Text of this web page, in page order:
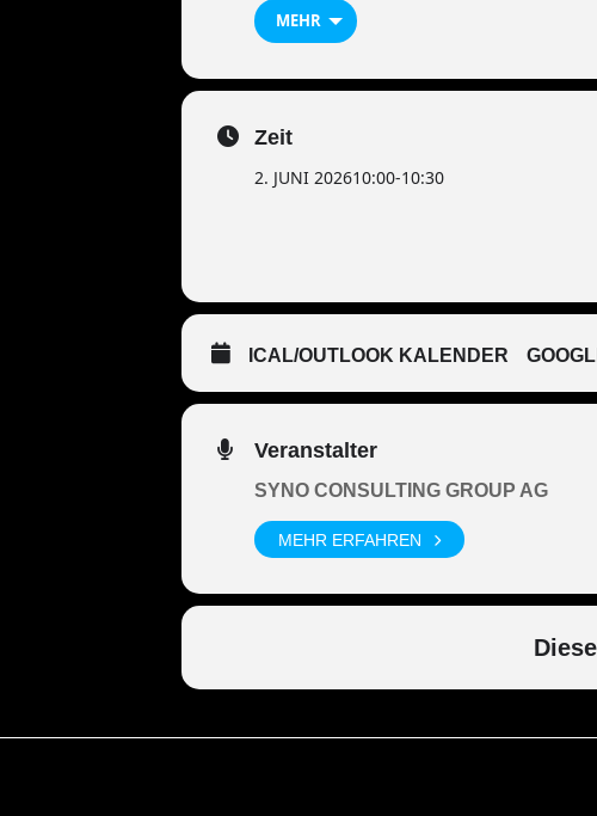
MEHR
Zeit
2. JUNI 202610:00-10:30
ICAL/OUTLOOK KALENDER
Veranstalter
SYNO CONSULTING GROUP AG
MEHR ERFAHREN